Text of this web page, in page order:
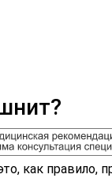
как правило,